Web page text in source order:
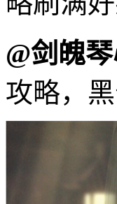
@剑魄琴
攻略，